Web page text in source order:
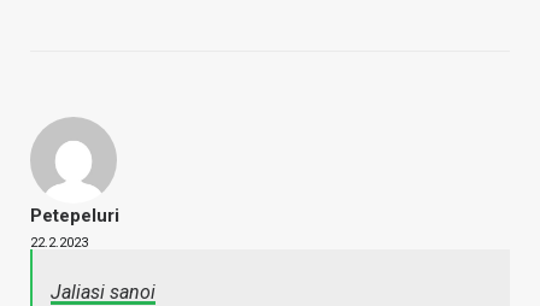
Petepeluri
22.2.2023
Jaliasi sanoi